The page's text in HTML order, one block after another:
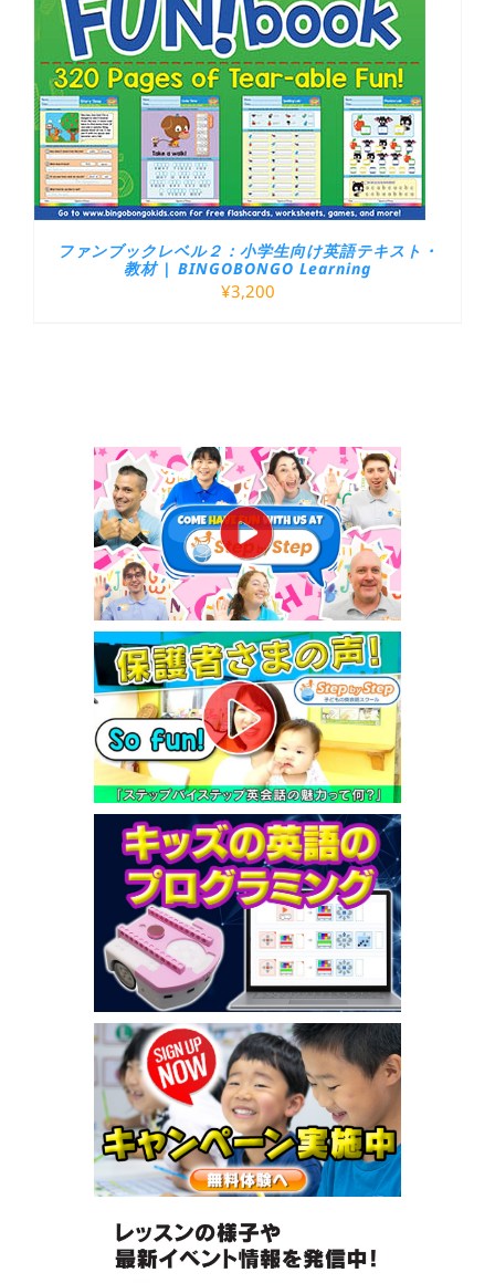
ファンブックレベル２：小学生向け英語テキスト・
教材 | BINGOBONGO Learning
¥3,200